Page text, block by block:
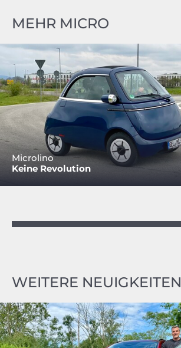
MEHR MICRO
Microlino
Keine Revolution
WEITERE NEUIGKEITEN